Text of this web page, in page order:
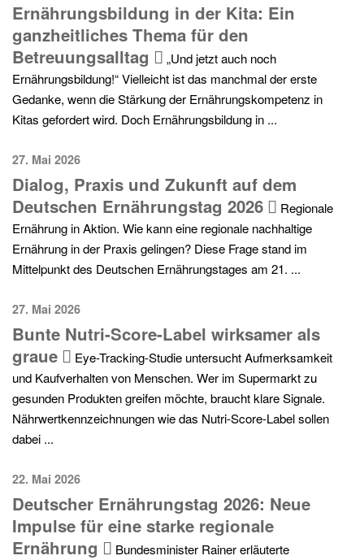
Ernährungsbildung in der Kita: Ein
ganzheitliches Thema für den
Betreuungsalltag
„Und jetzt auch noch
Ernährungsbildung!“ Vielleicht ist das manchmal der erste
Gedanke, wenn die Stärkung der Ernährungskompetenz in
Kitas gefordert wird. Doch Ernährungsbildung in ...
27. Mai 2026
Dialog, Praxis und Zukunft auf dem
Deutschen Ernährungstag 2026
Regionale
Ernährung in Aktion. Wie kann eine regionale nachhaltige
Ernährung in der Praxis gelingen? Diese Frage stand im
Mittelpunkt des Deutschen Ernährungstages am 21. ...
27. Mai 2026
Bunte Nutri-Score-Label wirksamer als
graue
Eye-Tracking-Studie untersucht Aufmerksamkeit
und Kaufverhalten von Menschen. Wer im Supermarkt zu
gesunden Produkten greifen möchte, braucht klare Signale.
Nährwertkennzeichnungen wie das Nutri-Score-Label sollen
dabei ...
22. Mai 2026
Deutscher Ernährungstag 2026: Neue
Impulse für eine starke regionale
Ernährung
Bundesminister Rainer erläuterte